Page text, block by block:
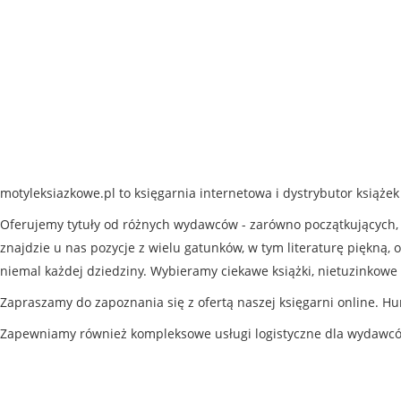
motyleksiazkowe.pl to księgarnia internetowa i dystrybutor książek
Oferujemy tytuły od różnych wydawców - zarówno
znajdzie u nas pozycje z wielu gatunków, w tym literaturę piękną,
niemal każdej dziedziny. Wybieramy ciekawe książki,
Zapraszamy do zapoznania się z ofertą naszej księgarni online.
Zapewniamy również kompleksowe usługi logistyczne dla